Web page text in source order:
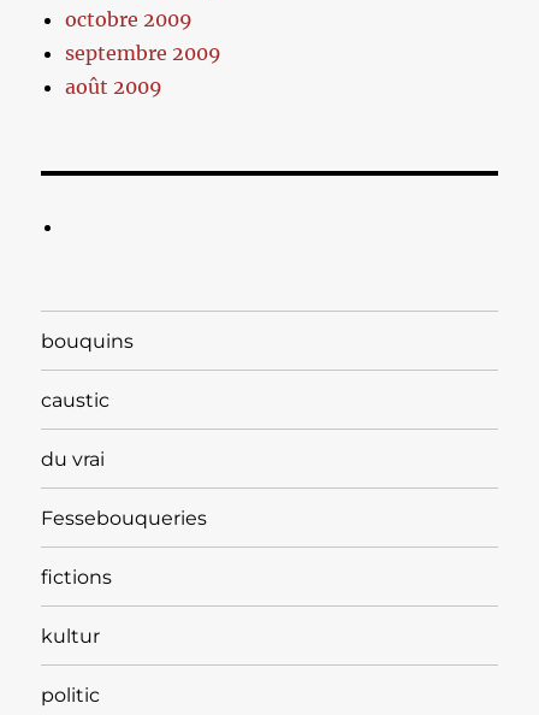
octobre 2009
septembre 2009
août 2009
bouquins
caustic
du vrai
Fessebouqueries
fictions
kultur
politic